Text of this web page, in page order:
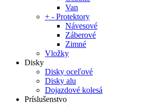
Van
+ - Protektory
Návesové
Záberové
Zimné
Vložky
Disky
Disky oceľové
Disky alu
Dojazdové kolesá
Príslušenstvo